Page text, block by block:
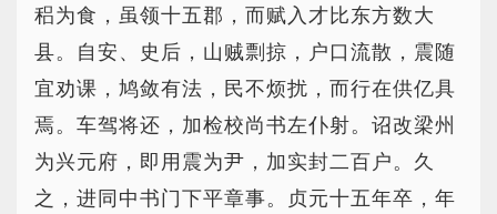
稆为食，虽领十五郡，而赋入才比东方数大
县。自安、史后，山贼剽掠，户口流散，震随
宜劝课，鸠敛有法，民不烦扰，而行在供亿具
焉。车驾将还，加检校尚书左仆射。诏改梁州
为兴元府，即用震为尹，加实封二百户。久
之，进同中书门下平章事。贞元十五年卒，年